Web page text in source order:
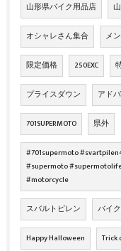
山形県バイク用品店
オシャレさん集合 メ
限定価格 250EXC
プライスダウン アド
701SUPERMOTO 県外
#701supermoto
#supermoto
#motorcycle
スバルトピレン バイ
Happy Halloween Trick